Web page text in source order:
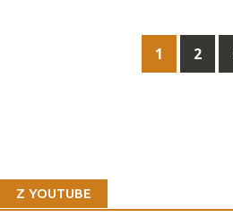
1 2
Z YOUTUBE